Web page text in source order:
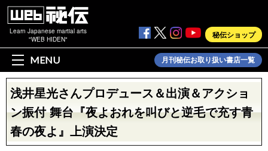
Learn Japanese martial arts
"WEB HIDEN"
秘伝ショップ
MENU 月刊秘伝お取り扱い書店一覧
浅井星光さんプロデュース＆出演＆アクショ
ン振付 舞台『夜よおれを叫びと逆毛で充す青
春の夜よ』上演決定